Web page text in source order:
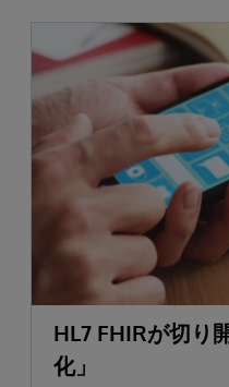
HL7 FHIRが切り
化」